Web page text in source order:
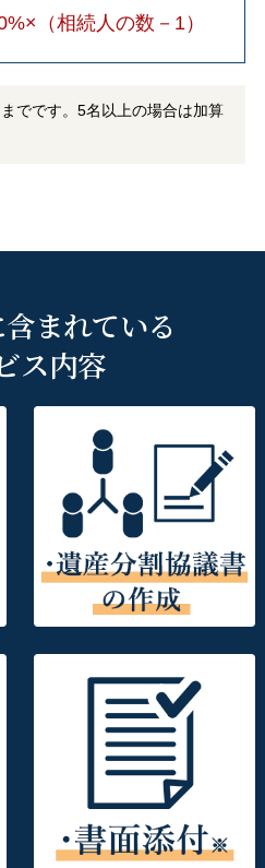
（相続人の数－1）
でです。5名以上の場合は加算
まれている
ス内容